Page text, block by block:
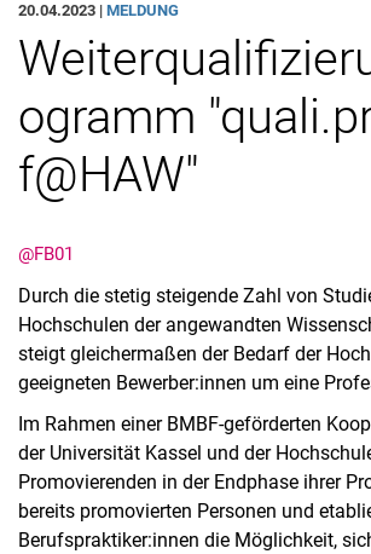
Aktuelles
20.04.2023 | MELDUNG
ogramm
f@HAW"
@FB01
Durch die stetig steigende Zahl von
Hochschulen der angewandten
steigt gleichermaßen der Bedarf der
geeigneten Bewerber:innen um eine
Im Rahmen einer BMBF-geförderten
der Universität Kassel und der
Promovierenden in der Endphase ihrer
bereits promovierten Personen und
Berufspraktiker:innen die Möglichkeit,